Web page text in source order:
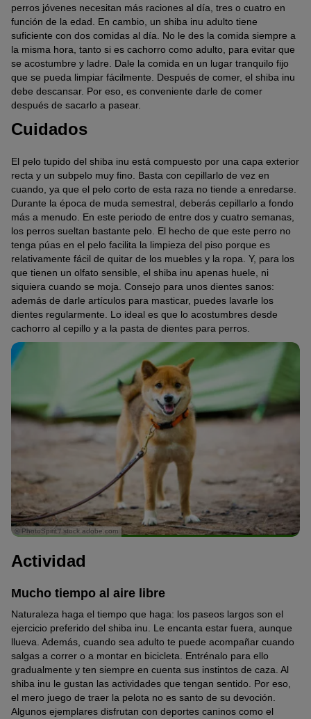
perros jóvenes necesitan más raciones al día, tres o cuatro en
función de la edad. En cambio, un shiba inu adulto tiene
suficiente con dos comidas al día. No le des la comida siempre a
la misma hora, tanto si es cachorro como adulto, para evitar que
se acostumbre y ladre. Dale la comida en un lugar tranquilo fijo
que se pueda limpiar fácilmente. Después de comer, el shiba inu
debe descansar. Por eso, es conveniente darle de comer
después de sacarlo a pasear.
Cuidados
El pelo tupido del shiba inu está compuesto por una capa exterior
recta y un subpelo muy fino. Basta con cepillarlo de vez en
cuando, ya que el pelo corto de esta raza no tiende a enredarse.
Durante la época de muda semestral, deberás cepillarlo a fondo
más a menudo. En este periodo de entre dos y cuatro semanas,
los perros sueltan bastante pelo. El hecho de que este perro no
tenga púas en el pelo facilita la limpieza del piso porque es
relativamente fácil de quitar de los muebles y la ropa. Y, para los
que tienen un olfato sensible, el shiba inu apenas huele, ni
siquiera cuando se moja. Consejo para unos dientes sanos:
además de darle artículos para masticar, puedes lavarle los
dientes regularmente. Lo ideal es que lo acostumbres desde
cachorro al cepillo y a la pasta de dientes para perros.
© PhotoSpirit / stock.adobe.com
Actividad
Mucho tiempo al aire libre
Naturaleza haga el tiempo que haga: los paseos largos son el
ejercicio preferido del shiba inu. Le encanta estar fuera, aunque
llueva. Además, cuando sea adulto te puede acompañar cuando
salgas a correr o a montar en bicicleta. Entrénalo para ello
gradualmente y ten siempre en cuenta sus instintos de caza. Al
shiba inu le gustan las actividades que tengan sentido. Por eso,
el mero juego de traer la pelota no es santo de su devoción.
Algunos ejemplares disfrutan con deportes caninos como el